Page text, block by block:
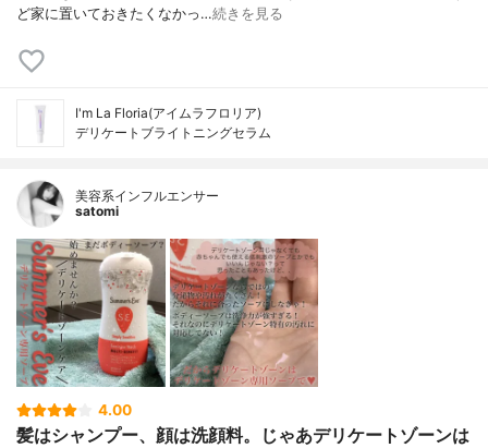
ど家に置いておきたくなかっ…続きを見る
I'm La Floria(アイムラフロリア)
デリケートブライトニングセラム
美容系インフルエンサー
satomi
4.00
髪はシャンプー、顔は洗顔料。じゃあデリケートゾーンは